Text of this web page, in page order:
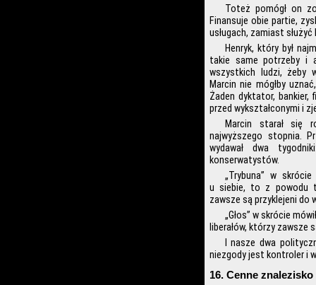
Toteż pomógł on
Finansuje obie partie,
usługach, zamiast służyć
Henryk, który był
takie same potrzeby i
wszystkich ludzi, żeby
Marcin nie mógłby
Żaden dyktator, bankier,
przed wykształconymi i
Marcin starał się
najwyższego stopnia.
wydawał dwa
konserwatystów.
„Trybuna” w
u siebie, to z powodu
zawsze są przyklejeni do
„Głos” w skrócie
liberałów, którzy
I nasze dwa
niezgody jest kontroler i
16. Cenne znalezisko